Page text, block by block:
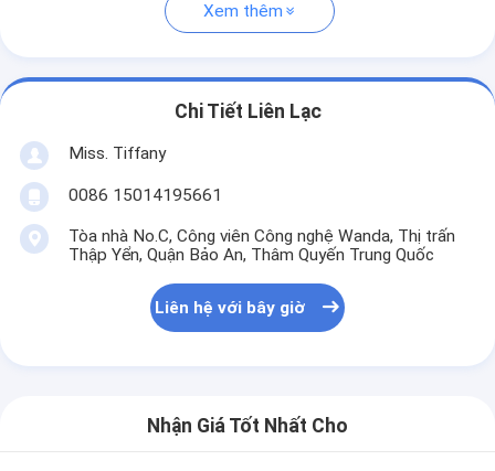
Xem thêm
Chi Tiết Liên Lạc
Miss. Tiffany
0086 15014195661
Tòa nhà No.C, Công viên Công nghệ Wanda, Thị trấn
Thập Yển, Quận Bảo An, Thâm Quyến Trung Quốc
Liên hệ với bây giờ
Nhận Giá Tốt Nhất Cho